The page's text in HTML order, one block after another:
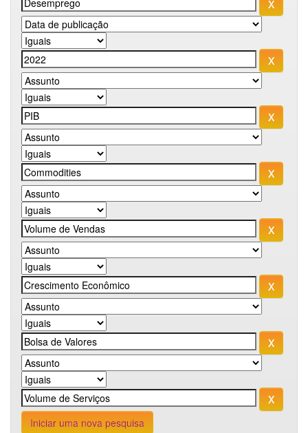
Iniciar uma nova pesquisa